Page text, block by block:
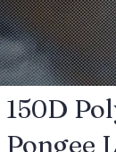
150D
Pongee